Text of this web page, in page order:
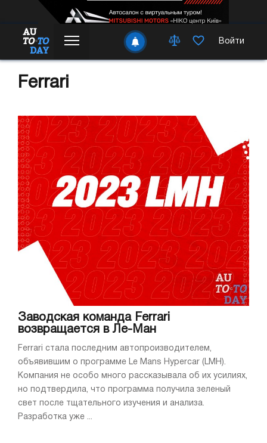
Войти
Ferrari
Заводская команда Ferrari
возвращается в Ле-Ман
Ferrari стала последним автопроизводителем,
объявившим о программе Le Mans Hypercar (LMH).
Компания не особо много рассказывала об их усилиях,
но подтвердила, что программа получила зеленый
свет после тщательного изучения и анализа.
Разработка уже ...